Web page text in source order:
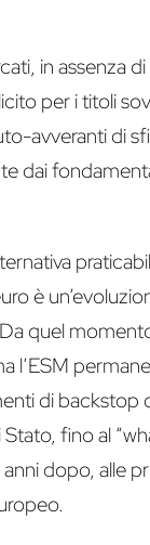
in assenza
per i titoli
avveranti di
dai
è
quel
l’ESM
di backstop
fino al
anni dopo, alle